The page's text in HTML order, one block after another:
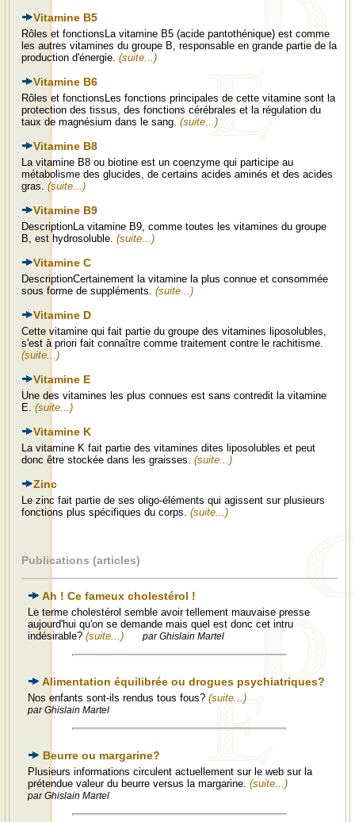
Vitamine B5
Rôles et fonctionsLa vitamine B5 (acide pantothénique) est comme
les autres vitamines du groupe B, responsable en grande partie de la
production d'énergie. (suite...)
Vitamine B6
Rôles et fonctionsLes fonctions principales de cette vitamine sont la
protection des tissus, des fonctions cérébrales et la régulation du
taux de magnésium dans le sang. (suite...)
Vitamine B8
La vitamine B8 ou biotine est un coenzyme qui participe au
métabolisme des glucides, de certains acides aminés et des acides
gras. (suite...)
Vitamine B9
DescriptionLa vitamine B9, comme toutes les vitamines du groupe
B, est hydrosoluble. (suite...)
Vitamine C
DescriptionCertainement la vitamine la plus connue et consommée
sous forme de suppléments. (suite...)
Vitamine D
Cette vitamine qui fait partie du groupe des vitamines liposolubles,
s'est à priori fait connaître comme traitement contre le rachitisme.
(suite...)
Vitamine E
Une des vitamines les plus connues est sans contredit la vitamine
E. (suite...)
Vitamine K
La vitamine K fait partie des vitamines dites liposolubles et peut
donc être stockée dans les graisses. (suite...)
Zinc
Le zinc fait partie de ses oligo-éléments qui agissent sur plusieurs
fonctions plus spécifiques du corps. (suite...)
Publications (articles)
Ah ! Ce fameux cholestérol !
Le terme cholestérol semble avoir tellement mauvaise presse
aujourd'hui qu'on se demande mais quel est donc cet intru
indésirable? (suite...) par Ghislain Martel
Alimentation équilibrée ou drogues psychiatriques?
Nos enfants sont-ils rendus tous fous? (suite...)
par Ghislain Martel
Beurre ou margarine?
Plusieurs informations circulent actuellement sur le web sur la
prétendue valeur du beurre versus la margarine. (suite...)
par Ghislain Martel